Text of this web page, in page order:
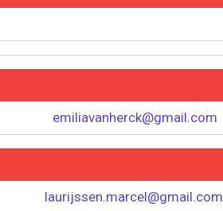
emiliavanherck@gmail.com
laurijssen.marcel@gmail.com